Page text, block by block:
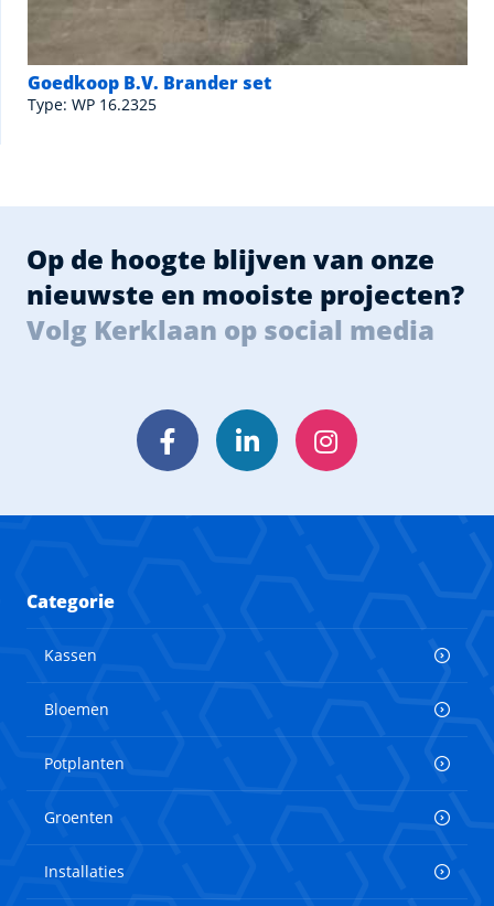
Goedkoop B.V. Brander set
Type: WP 16.2325
Op de hoogte blijven van onze
nieuwste en mooiste projecten?
Volg Kerklaan op social media
FacebookLinkedInInstagram
Categorie
Kassen
Bloemen
Potplanten
Groenten
Installaties